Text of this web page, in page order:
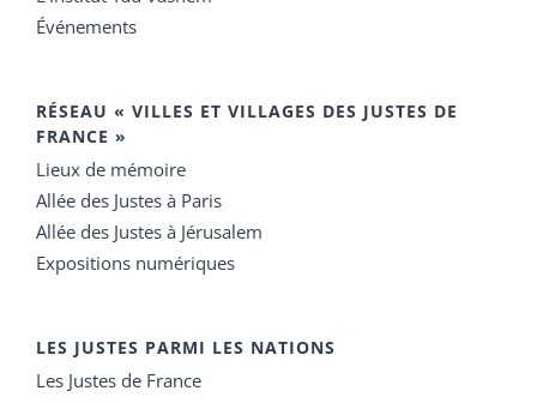
Événements
RÉSEAU « VILLES ET VILLAGES DES JUSTES DE
FRANCE »
Lieux de mémoire
Allée des Justes à Paris
Allée des Justes à Jérusalem
Expositions numériques
LES JUSTES PARMI LES NATIONS
Les Justes de France